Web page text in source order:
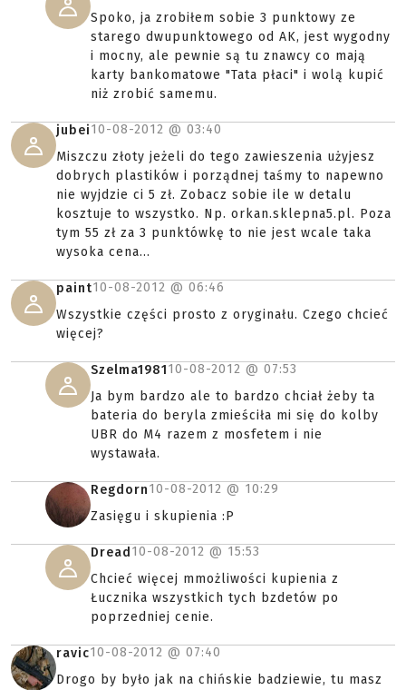
Spoko, ja zrobiłem sobie 3 punktowy ze
starego dwupunktowego od AK, jest wygodny
i mocny, ale pewnie są tu znawcy co mają
karty bankomatowe "Tata płaci" i wolą kupić
niż zrobić samemu.
jubei10-08-2012 @ 03:40
Miszczu złoty jeżeli do tego zawieszenia użyjesz
dobrych plastików i porządnej taśmy to napewno
nie wyjdzie ci 5 zł. Zobacz sobie ile w detalu
kosztuje to wszystko. Np. orkan.sklepna5.pl. Poza
tym 55 zł za 3 punktówkę to nie jest wcale taka
wysoka cena...
paint10-08-2012 @ 06:46
Wszystkie części prosto z oryginału. Czego chcieć
więcej?
Szelma198110-08-2012 @ 07:53
Ja bym bardzo ale to bardzo chciał żeby ta
bateria do beryla zmieściła mi się do kolby
UBR do M4 razem z mosfetem i nie
wystawała.
Regdorn10-08-2012 @ 10:29
Zasięgu i skupienia :P
Dread 10-08-2012 @ 15:53
Chcieć więcej mmożliwości kupienia z
Łucznika wszystkich tych bzdetów po
poprzedniej cenie.
ravic10-08-2012 @ 07:40
Drogo by było jak na chińskie badziewie, tu masz